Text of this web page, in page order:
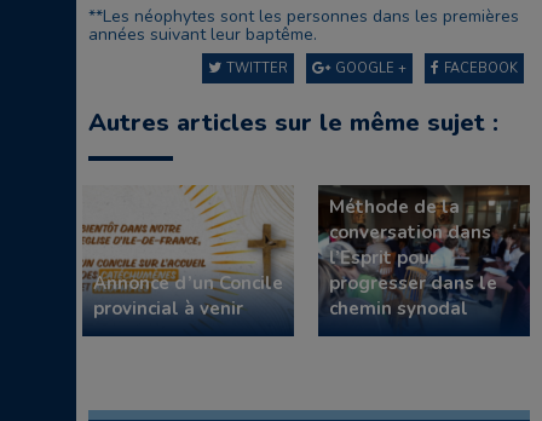
**Les néophytes sont les personnes dans les premières
années suivant leur baptême.
FACEBOOK
GOOGLE +
TWITTER
Autres articles sur le même sujet :
Annonce d’un Concile
provincial à venir
Méthode de la
conversation dans
l’Esprit pour
progresser dans le
chemin synodal